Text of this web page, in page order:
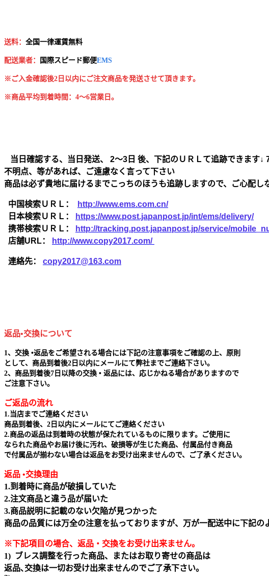
送料： 全国一律運賃無料
配送業者： 国 際スピード郵便EMS
※ご入金確認後2日以内にご注文商品を発送させて頂きます。
※商品平均到着時間：4～6営業日。
当日確認する、当日発送、 2～3日 後、下記のＵＲＬて追跡できま
不明点、等があれば、ご遠慮なく言って下さい
商品は必ず貴地に届けるまでこっちのほうも追跡しますので、ご心配し
中国検索ＵＲＬ：
http://www.ems.com.cn/
日本検索ＵＲＬ：
https://www.post.japanpost.jp/int/ems/delivery/
携帯検索ＵＲＬ：
http://tracking.post.japanpost.jp/service/
店舗URL：
http://www.copy2017.com/
連絡先： copy2017@163.com
返品•交換について
1、交換 •返品をご希望される場合には下記の注意事項をご確認の上、原則
として、商品到着後2日以内にメールにて弊社までご連絡下さい。
2、商品到着後7日以降の交換 • 返品には、応じかねる場合がありますので
ご注意下さい。
ご返品の流れ
1.当店までご連絡ください
商品到着後、2日以内にメールにてご連絡ください
2.商品の返品は到着時の状態が保たれているものに限ります。ご使用に
なられた商品やお届け後に汚れ、破損等が生じた商品、付属品付き商品
で付属品が揃わない場合は返品をお受け出来ませんので、ご了承ください。
返品 •交換理由
1.到着時に商品が破損していた
2.注文商品と違う品が届いた
3.商品説明に記載のない欠陥が見つかった
商品の品質には万全の注意を払っておりますが、万が一配送中に下記
※下記項目の場合、返品・交換をお受け出来ません｡
1) ブレス調整を行った商品、またはお取り寄せの商品は
返品､交換は一切お受け出来ませんのでご了承下さい。